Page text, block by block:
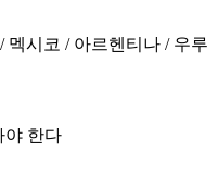
멕시코 / 아르헨티나 / 우루
야 한다